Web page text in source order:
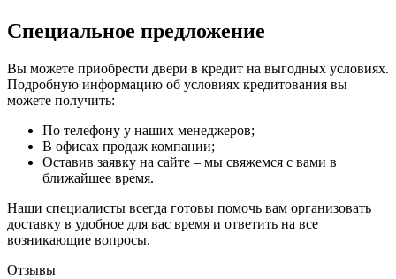
Специальное предложение
Вы можете приобрести двери в кредит на выгодных условиях.
Подробную информацию об условиях кредитования вы
можете получить:
По телефону у наших менеджеров;
В офисах продаж компании;
Оставив заявку на сайте – мы свяжемся с вами в
ближайшее время.
Наши специалисты всегда готовы помочь вам организовать
доставку в удобное для вас время и ответить на все
возникающие вопросы.
Отзывы